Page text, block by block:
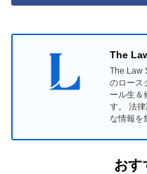
The
The Law
のロース
ール生＆
す。 法
な情報を
おす